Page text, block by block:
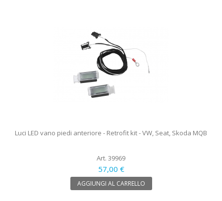
Luci LED vano piedi anteriore - Retrofit kit - VW, Seat, Skoda MQB
Art. 39969
57,00 €
AGGIUNGI AL CARRELLO